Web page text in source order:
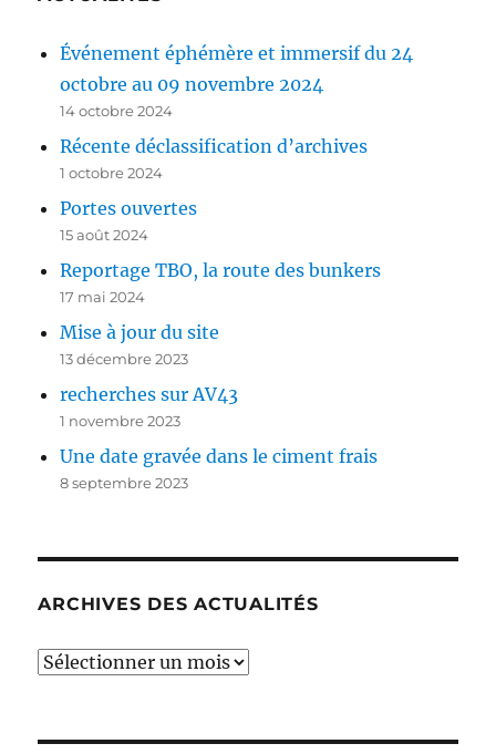
Événement éphémère et immersif du 24
octobre au 09 novembre 2024
14 octobre 2024
Récente déclassification d’archives
1 octobre 2024
Portes ouvertes
15 août 2024
Reportage TBO, la route des bunkers
17 mai 2024
Mise à jour du site
13 décembre 2023
recherches sur AV43
1 novembre 2023
Une date gravée dans le ciment frais
8 septembre 2023
ARCHIVES DES ACTUALITÉS
Archives